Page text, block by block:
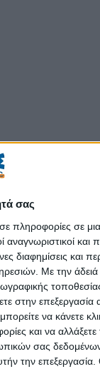
σας
πληροφορίες σε
και
διαφημίσεις και
Με την άδειά
στην επεξεργασία
να κάνετε
και να αλλάξετε
σας δεδομένων
την